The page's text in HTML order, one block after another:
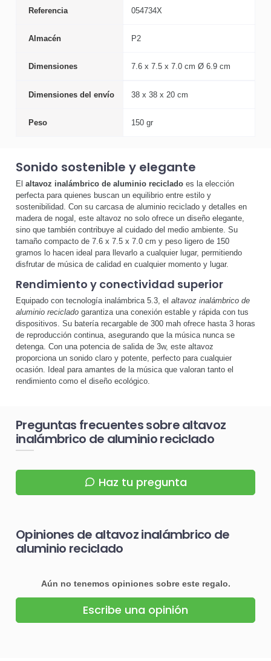
Referencia 054734X
Almacén P2
Dimensiones 7.6 x 7.5 x 7.0 cm Ø 6.9 cm
Dimensiones del envío 38 x 38 x 20 cm
Peso 150 gr
Sonido sostenible y elegante
El altavoz inalámbrico de aluminio reciclado es la elección
perfecta para quienes buscan un equilibrio entre estilo y
sostenibilidad. Con su carcasa de aluminio reciclado y detalles en
madera de nogal, este altavoz no solo ofrece un diseño elegante,
sino que también contribuye al cuidado del medio ambiente. Su
tamaño compacto de 7.6 x 7.5 x 7.0 cm y peso ligero de 150
gramos lo hacen ideal para llevarlo a cualquier lugar, permitiendo
disfrutar de música de calidad en cualquier momento y lugar.
Rendimiento y conectividad superior
Equipado con tecnología inalámbrica 5.3, el altavoz inalámbrico de
aluminio reciclado garantiza una conexión estable y rápida con tus
dispositivos. Su batería recargable de 300 mah ofrece hasta 3 horas
de reproducción continua, asegurando que la música nunca se
detenga. Con una potencia de salida de 3w, este altavoz
proporciona un sonido claro y potente, perfecto para cualquier
ocasión. Ideal para amantes de la música que valoran tanto el
rendimiento como el diseño ecológico.
Preguntas frecuentes sobre altavoz
inalámbrico de aluminio reciclado
Haz tu pregunta
Opiniones de altavoz inalámbrico de
aluminio reciclado
Aún no tenemos opiniones sobre este regalo.
Escribe una opinión